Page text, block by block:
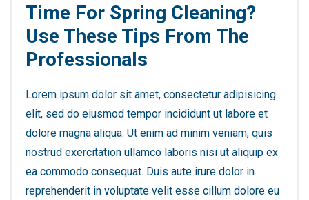
Time For Spring Cleaning?
Use These Tips From The
Professionals
Lorem ipsum dolor sit amet, consectetur adipisicing
elit, sed do eiusmod tempor incididunt ut labore et
dolore magna aliqua. Ut enim ad minim veniam, quis
nostrud exercitation ullamco laboris nisi ut aliquip ex
ea commodo consequat. Duis aute irure dolor in
reprehenderit in voluptate velit esse cillum dolore eu